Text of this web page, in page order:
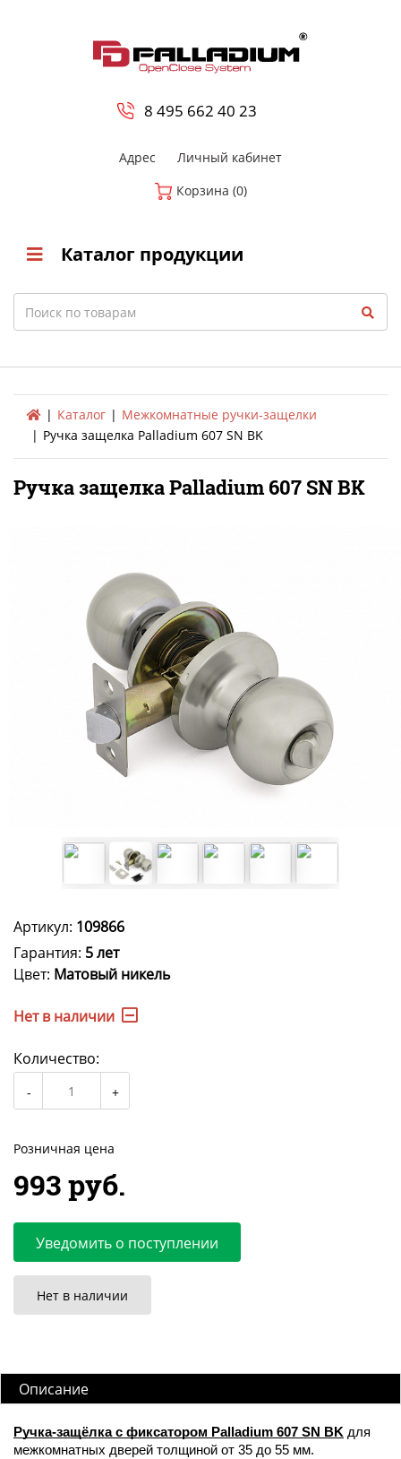
8 495 662 40 23
Адрес
Личный кабинет
Корзина (0)
Каталог продукции
Search
Каталог
Межкомнатные ручки-защелки
Ручка защелка Palladium 607 SN BK
Ручка защелка Palladium 607 SN BK
Артикул: 109866
Гарантия: 5 лет
Цвет: Матовый никель
Нет в наличии
Количество:
Розничная цена
993 руб.
Уведомить о поступлении
Нет в наличии
Описание
Ручка-защёлка с фиксатором Palladium 607 SN BK для
межкомнатных дверей толщиной от 35 до 55 мм.